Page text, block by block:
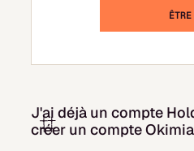
J'ai déjà un compte
créer un compte